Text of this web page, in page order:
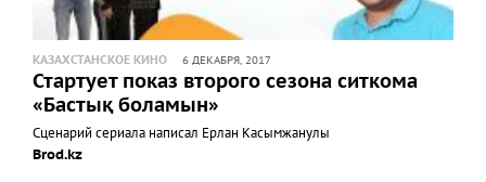
КАЗАХСТАНСКОЕ КИНО 6 ДЕКАБРЯ, 2017
Стартует показ второго сезона ситкома
«Бастық боламын»
Сценарий сериала написал Ерлан Касымжанулы
Brod.kz